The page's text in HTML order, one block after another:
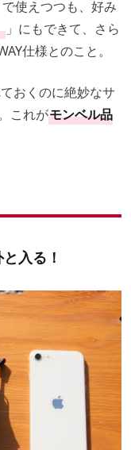
で使えつつも、好み
」にもできて、さら
仕様とのこと。
おくのに絶妙なサ
これがモンベル品
入る！